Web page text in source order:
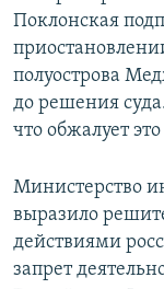
Поклонская
полуострова
до решения
что обжалует
Министерство
выразило
действиями
запрет